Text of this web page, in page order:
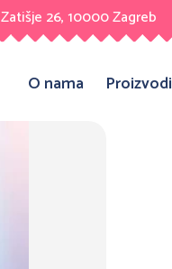
Zatišje 26, 10000 Zagreb
O nama Proizvodi